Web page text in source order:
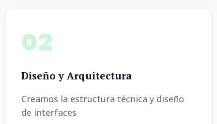
02
Diseño y Arquitectura
Creamos la estructura técnica y diseño
de interfaces